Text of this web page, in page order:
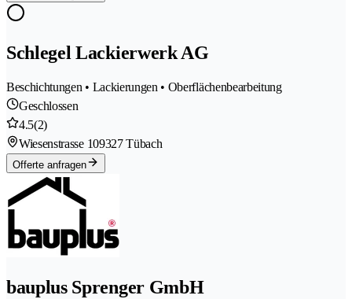
Schlegel Lackierwerk AG
Beschichtungen • Lackierungen • Oberflächenbearbeitung
Geschlossen
4.5(2)
Wiesenstrasse 109327 Tübach
Offerte anfragen
bauplus Sprenger GmbH